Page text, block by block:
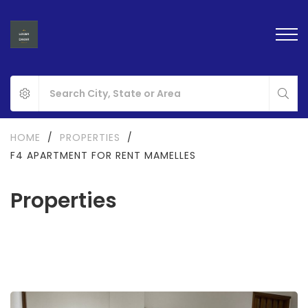
Properties
HOME / PROPERTIES
/
F4 APARTMENT FOR RENT MAMELLES